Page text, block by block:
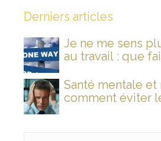
Derniers articles
Je ne me sens
au travail : que
Santé mentale et
comment éviter